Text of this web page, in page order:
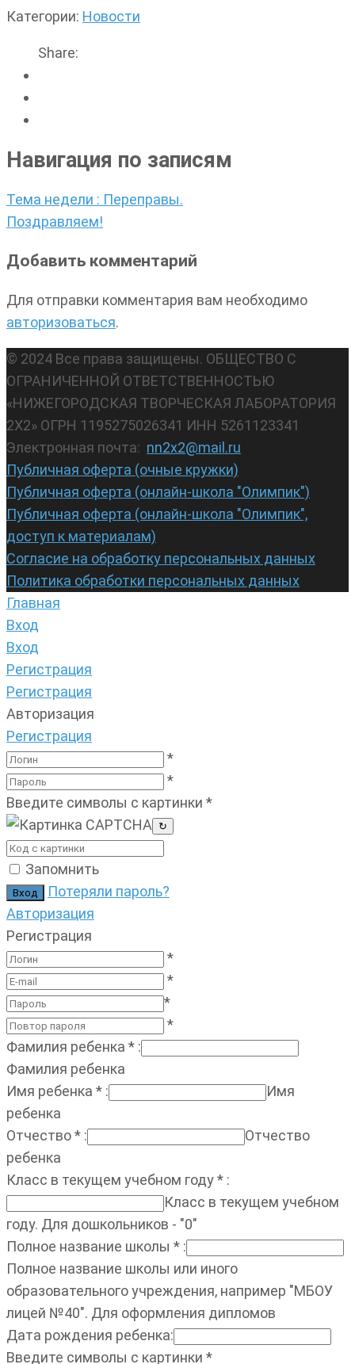
Категории: Новости
Share:
Навигация по записям
Тема недели : Переправы.
Поздравляем!
Добавить комментарий
Для отправки комментария вам необходимо
авторизоваться.
© 2024 Все права защищены. ОБЩЕСТВО С
ОГРАНИЧЕННОЙ ОТВЕТСТВЕННОСТЬЮ
«НИЖЕГОРОДСКАЯ ТВОРЧЕСКАЯ ЛАБОРАТОРИЯ
2Х2» ОГРН 1195275026341 ИНН 5261123341
Электронная почта: nn2x2@mail.ru
Публичная оферта (очные кружки)
Публичная оферта (онлайн-школа "Олимпик")
Публичная оферта (онлайн-школа "Олимпик",
доступ к материалам)
Согласие на обработку персональных данных
Политика обработки персональных данных
Главная
Вход
Вход
Регистрация
Регистрация
Авторизация
Регистрация
*
*
Введите символы с картинки *
↻
Запомнить
Потеряли пароль?
Авторизация
Регистрация
*
*
*
*
Фамилия ребенка * :
Фамилия ребенка
Имя ребенка * :
Имя
ребенка
Отчество* :
Отчество
ребенка
Класс в текущем учебном году* :
Класс в текущем учебном
году. Для дошкольников - "0"
Полное название школы * :
Полное название школы или иного
образовательного учреждения, например "МБОУ
лицей №40". Для оформления дипломов
Дата рождения ребенка:
Введите символы с картинки *